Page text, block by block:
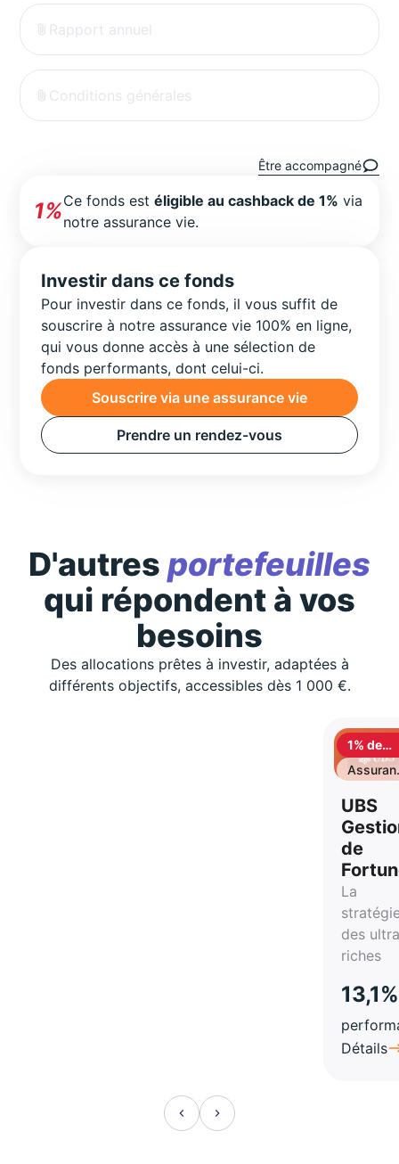
Rapport annuel
Conditions générales
Être accompagné
1%Ce fonds estéligible au cashback de 1% via
notre assurance vie.
Investir dans ce fonds
Pour investir dans ce fonds, il vous suffit de
souscrire à notre assurance vie 100% en ligne,
qui vous donne accès à une sélection de
fonds performants, dont celui-ci.
Souscrire via une assurance vie
Prendre un rendez-vous
D'autres portefeuilles
qui répondent à vos
besoins
Des allocations prêtes à investir, adaptées à
différents objectifs, accessibles dès 1 000 €.
1% de
UBS
de
La
des
riches
13,1%
Détails